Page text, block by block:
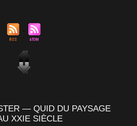
— QUID DU PAYSAGE
XXIE SIÈCLE